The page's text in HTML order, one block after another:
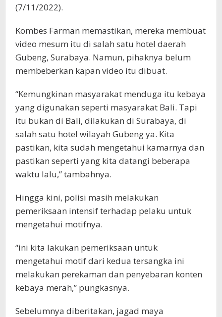
(7/11/2022).
Kombes Farman memastikan, mereka membuat
video mesum itu di salah satu hotel daerah
Gubeng, Surabaya. Namun, pihaknya belum
membeberkan kapan video itu dibuat.
“Kemungkinan masyarakat menduga itu kebaya
yang digunakan seperti masyarakat Bali. Tapi
itu bukan di Bali, dilakukan di Surabaya, di
salah satu hotel wilayah Gubeng ya. Kita
pastikan, kita sudah mengetahui kamarnya dan
pastikan seperti yang kita datangi beberapa
waktu lalu,” tambahnya.
Hingga kini, polisi masih melakukan
pemeriksaan intensif terhadap pelaku untuk
mengetahui motifnya.
“ini kita lakukan pemeriksaan untuk
mengetahui motif dari kedua tersangka ini
melakukan perekaman dan penyebaran konten
kebaya merah,” pungkasnya.
Sebelumnya diberitakan, jagad maya